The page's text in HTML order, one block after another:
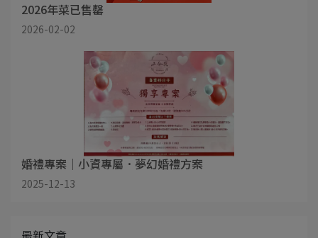
2026年菜已售罄
2026-02-02
婚禮專案｜小資專屬．夢幻婚禮方案
2025-12-13